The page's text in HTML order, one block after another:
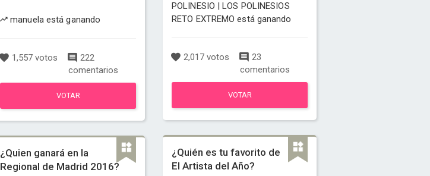
manuela está ganando
1,557 votos
222
comentarios
VOTAR
¿Quien ganará en la
Regional de Madrid 2016?
POLINESIO | LOS POLINESIOS
RETO EXTREMO está ganando
2,017 votos
23
comentarios
VOTAR
¿Quién es tu favorito de
El Artista del Año?